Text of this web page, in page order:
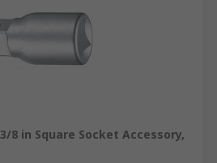
3/8 in Square Socket Accessory,